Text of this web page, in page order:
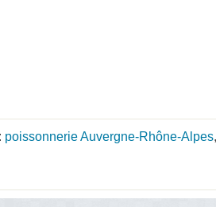
poissonnerie Auvergne-Rhône-Alpes,